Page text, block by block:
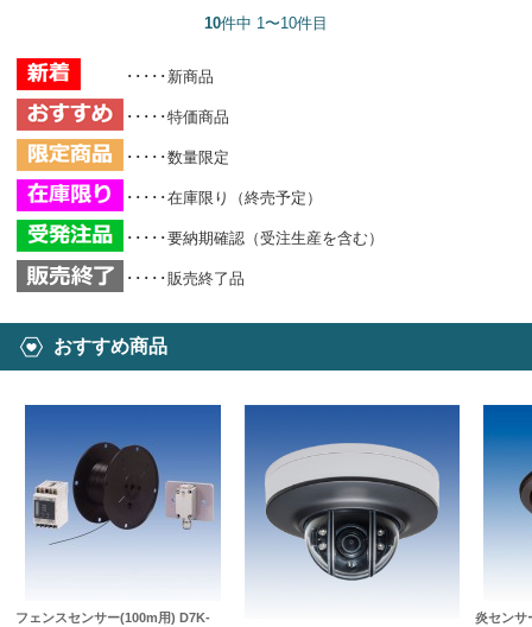
10件中 1〜10件目
･････新商品
･････特価商品
･････数量限定
･････在庫限り（終売予定）
･････要納期確認（受注生産を含む）
･････販売終了品
おすすめ商品
フェンスセンサー(100m用) D7K-
炎セン